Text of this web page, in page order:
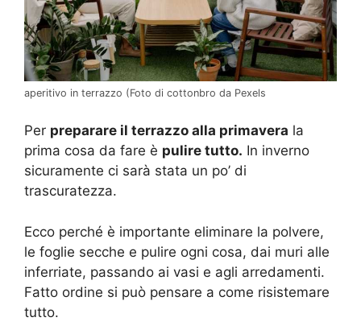
aperitivo in terrazzo (Foto di cottonbro da Pexels
Per preparare il terrazzo alla primavera la
prima cosa da fare è pulire tutto. In inverno
sicuramente ci sarà stata un po’ di
trascuratezza.
Ecco perché è importante eliminare la polvere,
le foglie secche e pulire ogni cosa, dai muri alle
inferriate, passando ai vasi e agli arredamenti.
Fatto ordine si può pensare a come risistemare
tutto.